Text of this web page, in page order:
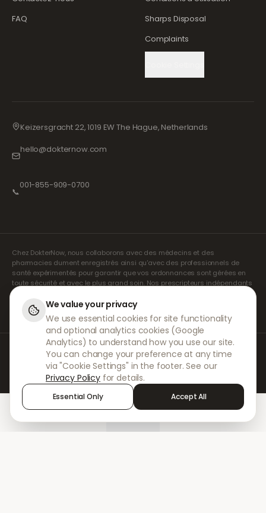
FAQ
Sharps Disposal
Complaints
Keizersgracht 22, 1019 EW The Hague, Netherlands
hello@dokternow.com
📞
001-855-909-0700
Chez DokterNow, nous collaborons avec des médecins et des
pharmacies dument enregistrés ainsi qu'avec des professionnels de
santé expérimentés pour garantir que vos ordonnances sont gérées en
toute sécurité et avec le plus grand soin. Nos prescripteurs indépendants
agréés assurent l'ensemble des consultations et des prescriptions. Nos
pharmacies partenaires s'occupent de la délivrance et de l'expédition
des médicaments.
© 2026 DokterNow. Tous droits réservés.
Staff Portal
AMEX
We value your privacy
We use essential cookies for site functionality
and optional analytics cookies (Google
Analytics) to understand how you use our site.
You can change your preference at any time
via "Cookie Settings" in the footer. See our
Privacy Policy for details.
Essential Only Accept All
Sign in